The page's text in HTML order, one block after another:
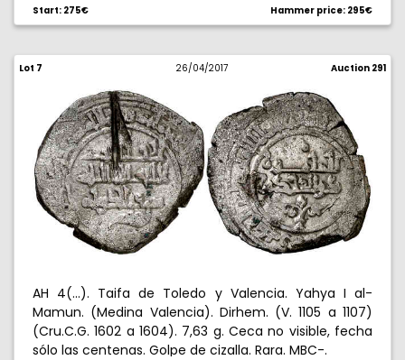
Start: 275€ Hammer price: 295€
Lot 7 26/04/2017 Auction 291
AH 4(...). Taifa de Toledo y Valencia. Yahya I al-
Mamun. (Medina Valencia). Dirhem. (V. 1105 a 1107)
(Cru.C.G. 1602 a 1604). 7,63 g. Ceca no visible, fecha
sólo las centenas. Golpe de cizalla. Rara. MBC-.